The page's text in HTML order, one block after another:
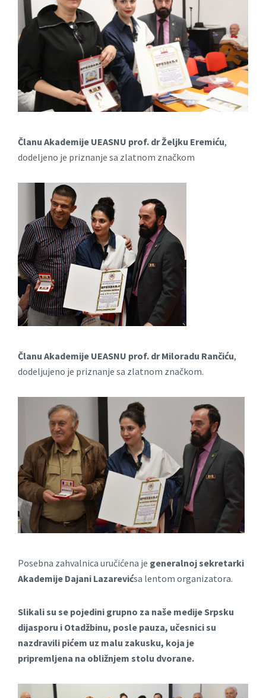
Članu Akademije UEASNU prof. dr Željku Eremiću,
dodeljeno je priznanje sa zlatnom značkom
Članu Akademije UEASNU prof. dr Miloradu Rančiću,
dodeljujeno je priznanje sa zlatnom značkom.
Posebna zahvalnica uručićena je generalnoj sekretarki
Akademije Dajani Lazarevićsa lentom organizatora.
Slikali su se pojedini grupno za naše medije Srpsku
dijasporu i Otadžbinu, posle pauza, učesnici su
nazdravili pićem uz malu zakusku, koja je
pripremljena na obližnjem stolu dvorane.